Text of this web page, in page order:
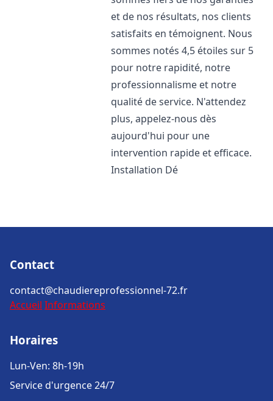
et de nos résultats, nos clients
satisfaits en témoignent. Nous
sommes notés 4,5 étoiles sur 5
pour notre rapidité, notre
professionnalisme et notre
qualité de service. N'attendez
plus, appelez-nous dès
aujourd'hui pour une
intervention rapide et efficace.
Installation Dé
Contact
contact@chaudiereprofessionnel-72.fr
Accueil Informations
Horaires
Lun-Ven: 8h-19h
Service d'urgence 24/7